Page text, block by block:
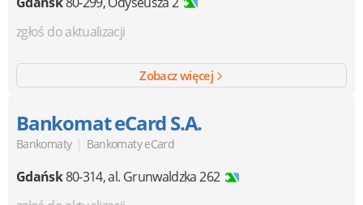
zgłoś do aktualizacji
Zobacz więcej
Bankomat eCard S.A.
Bankomaty | Bankomaty eCard
Gdańsk80-314,al. Grunwaldzka 262